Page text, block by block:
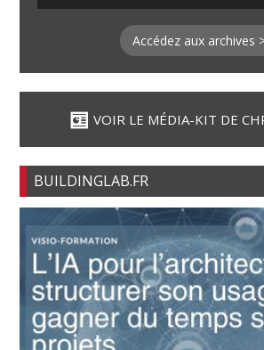
Accédez aux archives
VOIR LE MÉDIA-KIT DE
BUILDINGLAB.FR